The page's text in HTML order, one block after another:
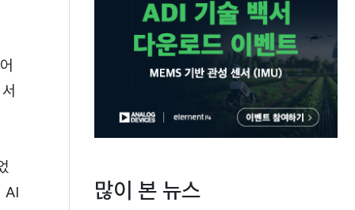
AI
많이 본 뉴스